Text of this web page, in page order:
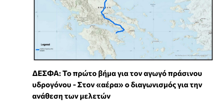
ΔΕΣΦΑ: Το πρώτο βήμα για τον αγωγό πράσινου
υδρογόνου - Στον «αέρα» ο διαγωνισμός για την
ανάθεση των μελετών